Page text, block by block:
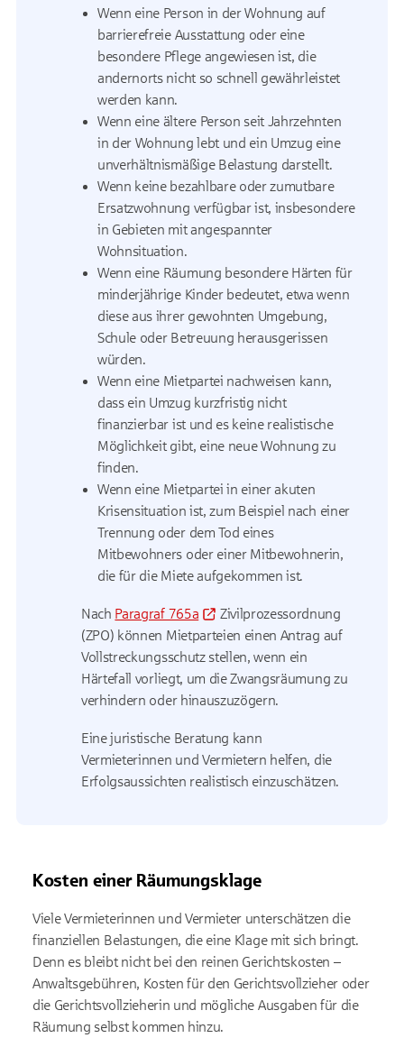
Wenn eine Person in der Wohnung auf
barrierefreie Ausstattung oder eine
besondere Pflege angewiesen ist, die
andernorts nicht so schnell gewährleistet
werden kann.
Wenn eine ältere Person seit Jahrzehnten
in der Wohnung lebt und ein Umzug eine
unverhältnismäßige Belastung darstellt.
Wenn keine bezahlbare oder zumutbare
Ersatzwohnung verfügbar ist, insbesondere
in Gebieten mit angespannter
Wohnsituation.
Wenn eine Räumung besondere Härten für
minderjährige Kinder bedeutet, etwa wenn
diese aus ihrer gewohnten Umgebung,
Schule oder Betreuung herausgerissen
würden.
Wenn eine Mietpartei nachweisen kann,
dass ein Umzug kurzfristig nicht
finanzierbar ist und es keine realistische
Möglichkeit gibt, eine neue Wohnung zu
finden.
Wenn eine Mietpartei in einer akuten
Krisensituation ist, zum Beispiel nach einer
Trennung oder dem Tod eines
Mitbewohners oder einer Mitbewohnerin,
die für die Miete aufgekommen ist.
Nach Paragraf 765a
Zivilprozessordnung
(ZPO) können Mietparteien einen Antrag auf
Vollstreckungsschutz stellen, wenn ein
Härtefall vorliegt, um die Zwangsräumung zu
verhindern oder hinauszuzögern.
Eine juristische Beratung kann
Vermieterinnen und Vermietern helfen, die
Erfolgsaussichten realistisch einzuschätzen.
Kosten einer Räumungsklage
Viele Vermieterinnen und Vermieter unterschätzen die
finanziellen Belastungen, die eine Klage mit sich bringt.
Denn es bleibt nicht bei den reinen Gerichtskosten –
Anwaltsgebühren, Kosten für den Gerichtsvollzieher oder
die Gerichtsvollzieherin und mögliche Ausgaben für die
Räumung selbst kommen hinzu.